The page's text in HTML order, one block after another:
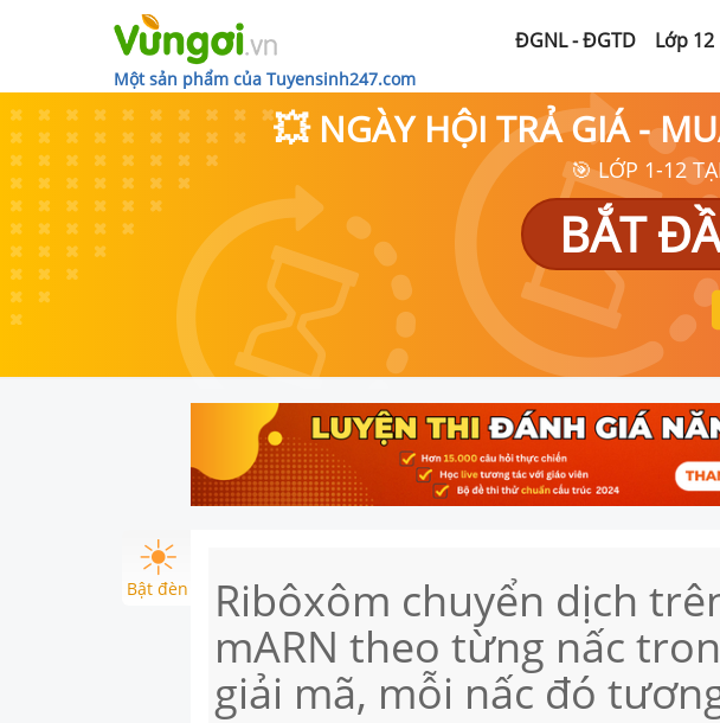
Một sản phẩm của Tuyensinh247.com
ĐGNL - ĐGTD Lớp 12
💥 NGÀY HỘI TRẢ GIÁ -
🎯 LỚP 1-12
BẮT
Bật đèn Ribôxôm chuyển dịch
mARN theo từng nấc
giải mã, mỗi nấc đó